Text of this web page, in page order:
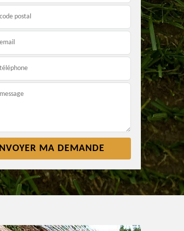
Abattage d'arbres 56
Tonte et réfection de
pelouse 56